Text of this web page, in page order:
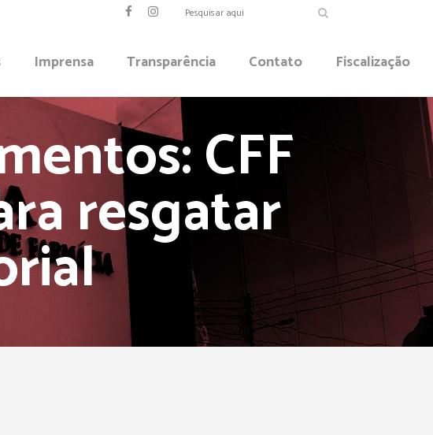
Imprensa Transparência Contato Fiscalização
CFF
resgatar